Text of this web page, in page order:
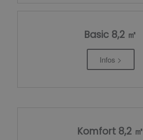
Basic 8,2 ㎡
Infos >
Komfort 8,2 ㎡